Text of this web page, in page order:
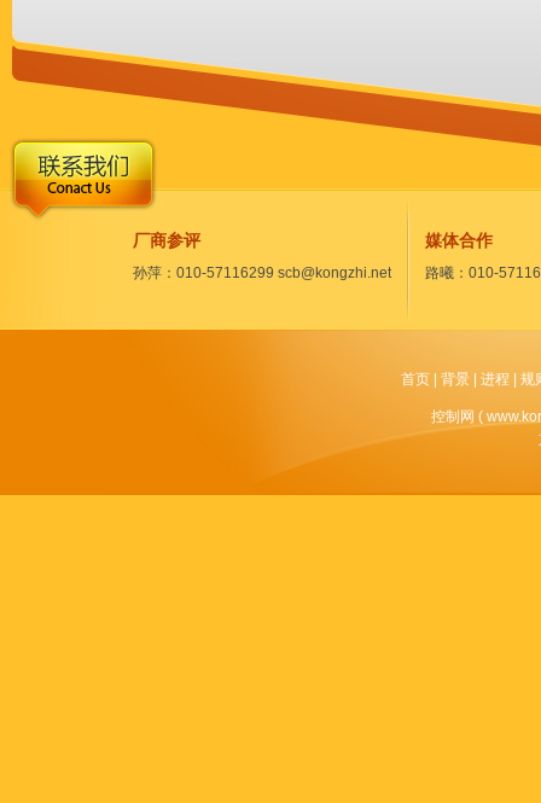
厂商参评
孙萍：010-57116299 scb@kongzhi.net
媒体合作
路曦：010-
首页 背景 进程 规
控制网 (